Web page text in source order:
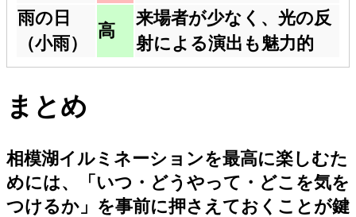
雨の日
（小雨）
高
来場者が少なく、光の反
射による演出も魅力的
まとめ
相模湖イルミネーションを最高に楽しむた
めには、「いつ・どうやって・どこを気を
つけるか」を事前に押さえておくことが鍵